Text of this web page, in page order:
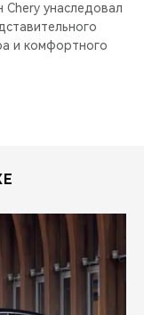
унаследовал
и комфортного